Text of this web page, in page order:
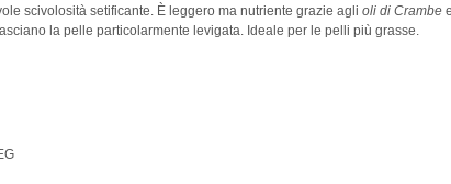
scivolosità setificante. È leggero ma nutriente grazie agli oli di Crambe
la pelle particolarmente levigata. Ideale per le pelli più grasse.